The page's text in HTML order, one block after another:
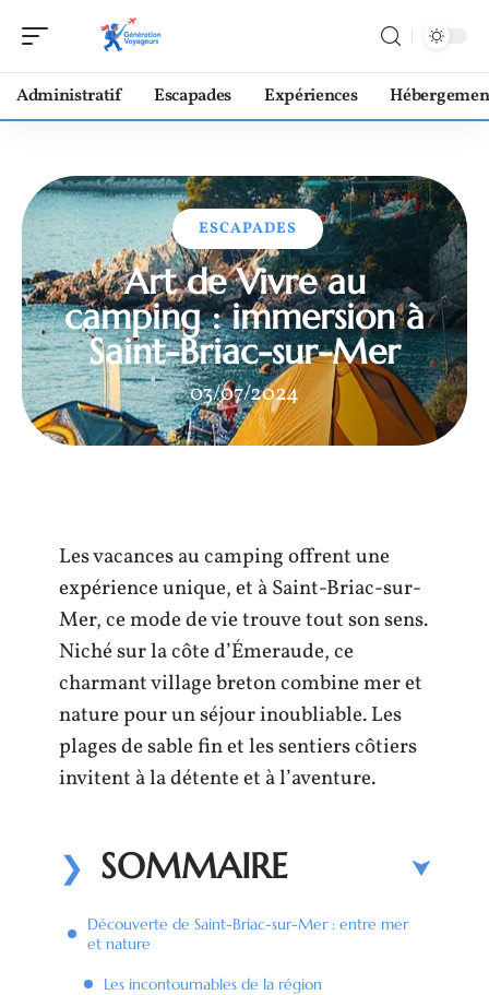
Administratif Escapades Expériences
ESCAPADES
Art de Vivre au
camping : immersion à
Saint-Briac-sur-Mer
03/07/2024
Les vacances au camping offrent une
expérience unique, et à Saint-Briac-sur-
Mer, ce mode de vie trouve tout son sens.
Niché sur la côte d’Émeraude, ce
charmant village breton combine mer et
nature pour un séjour inoubliable. Les
plages de sable fin et les sentiers côtiers
invitent à la détente et à l’aventure.
SOMMAIRE
Découverte de Saint-Briac-sur-Mer : entre mer
et nature
Les incontournables de la région